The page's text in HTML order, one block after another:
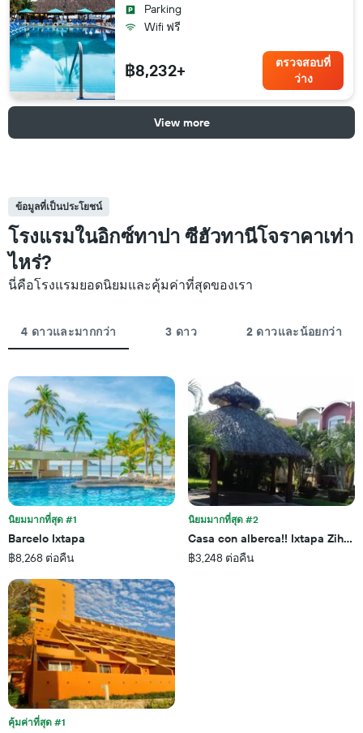
Parking
Wifi ฟรี
฿8,232+
ตรวจสอบที่
ว่าง
View more
ข้อมูลที่เป็นประโยชน์
โรงแรมในอิกซ์ทาปา ซีฮัวทานีโจราคาเท่า
ไหร่?
นี่คือโรงแรมยอดนิยมและคุ้มค่าที่สุดของเรา
4 ดาวและมากกว่า 3 ดาว 2 ดาวและน้อยกว่า
นิยมมากที่สุด #1
Barcelo Ixtapa
฿8,268 ต่อคืน
นิยมมากที่สุด #2
Casa con alberca!! Ixtapa
฿3,248 ต่อคืน
คุ้มค่าที่สุด #1